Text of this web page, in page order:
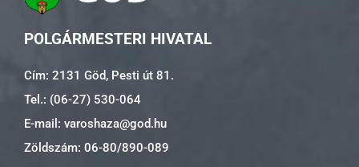
POLGÁRMESTERI HIVATAL
Cím: 2131 Göd, Pesti út 81.
Tel.: (06-27) 530-064
E-mail: varoshaza@god.hu
Zöldszám: 06-80/890-089